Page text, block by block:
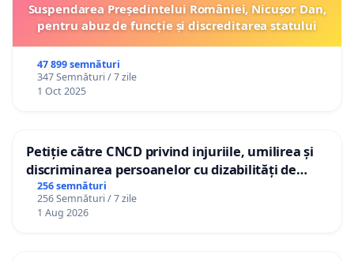
Suspendarea Președintelui României, Nicușor Dan,
pentru abuz de funcție și discreditarea statului
47 899 semnături
347 Semnături / 7 zile
1 Oct 2025
Petiție către CNCD privind injuriile, umilirea și
discriminarea persoanelor cu dizabilități de
către utilizatorul TikTok „Gorici”
256 semnături
256 Semnături / 7 zile
1 Aug 2026